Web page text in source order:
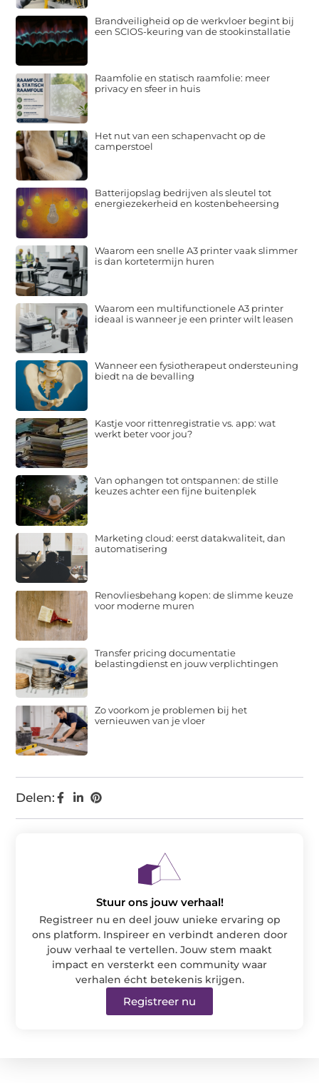
Delen:
Brandveiligheid op de werkvloer begint bij
een SCIOS-keuring van de stookinstallatie
Raamfolie en statisch raamfolie: meer
privacy en sfeer in huis
Het nut van een schapenvacht op de
camperstoel
Batterijopslag bedrijven als sleutel tot
energiezekerheid en kostenbeheersing
Waarom een snelle A3 printer vaak slimmer
is dan kortetermijn huren
Waarom een multifunctionele A3 printer
ideaal is wanneer je een printer wilt leasen
Wanneer een fysiotherapeut ondersteuning
biedt na de bevalling
Kastje voor rittenregistratie vs. app: wat
werkt beter voor jou?
Van ophangen tot ontspannen: de stille
keuzes achter een fijne buitenplek
Marketing cloud: eerst datakwaliteit, dan
automatisering
Renovliesbehang kopen: de slimme keuze
voor moderne muren
Transfer pricing documentatie
belastingdienst en jouw verplichtingen
Zo voorkom je problemen bij het
vernieuwen van je vloer
Stuur ons jouw verhaal!
Registreer nu en deel jouw unieke ervaring op
ons platform. Inspireer en verbindt anderen door
jouw verhaal te vertellen. Jouw stem maakt
impact en versterkt een community waar
verhalen écht betekenis krijgen.
Registreer nu